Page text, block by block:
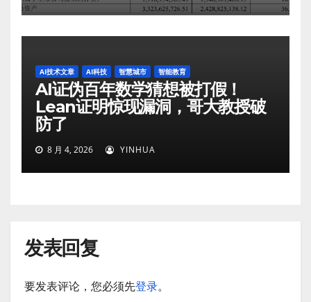
AI技术文章 AI科技 智慧城市 智能教育
AI证伪百年数学猜想被打假！
Lean证明惊现漏洞，哥大教授破
防了
8 月 4, 2026 YINHUA
发表回复
要发表评论，您必须先登录。